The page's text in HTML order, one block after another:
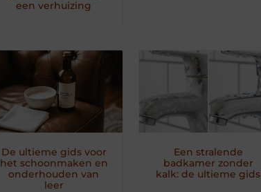
een verhuizing
De ultieme gids voor
het schoonmaken en
onderhouden van
leer
Een stralende
badkamer zonder
kalk: de ultieme gids